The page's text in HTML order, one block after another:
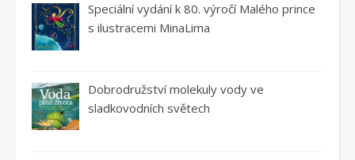
Speciální vydání k 80. výročí Malého prince
s ilustracemi MinaLima
Dobrodružství molekuly vody ve
sladkovodních světech